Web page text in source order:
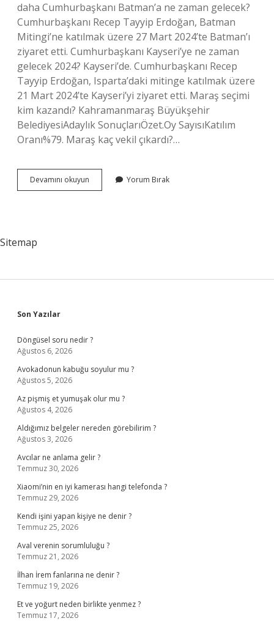
daha Cumhurbaşkanı Batman’a ne zaman gelecek?
Cumhurbaşkanı Recep Tayyip Erdoğan, Batman
Mitingi’ne katılmak üzere 27 Mart 2024’te Batman’ı
ziyaret etti. Cumhurbaşkanı Kayseri’ye ne zaman
gelecek 2024? Kayseri’de. Cumhurbaşkanı Recep
Tayyip Erdoğan, Isparta’daki mitinge katılmak üzere
21 Mart 2024’te Kayseri’yi ziyaret etti. Maraş seçimi
kim kazandı? Kahramanmaraş Büyükşehir
BelediyesiAdaylık SonuçlarıÖzet.Oy SayısıKatılım
Oranı%79. Maraş kaç vekil çıkardı?…
Devamını okuyun Cumhurbaşkanı
Adıyamana
Yorum Bırak
Sitemap
Sidebar
Son Yazılar
Döngüsel soru nedir ?
Ağustos 6, 2026
Avokadonun kabuğu soyulur mu ?
Ağustos 5, 2026
Az pişmiş et yumuşak olur mu ?
Ağustos 4, 2026
Aldığımız belgeler nereden görebilirim ?
Ağustos 3, 2026
Avcılar ne anlama gelir ?
Temmuz 30, 2026
Xiaomi’nin en iyi kamerası hangi telefonda ?
Temmuz 29, 2026
Kendi işini yapan kişiye ne denir ?
Temmuz 25, 2026
Aval verenin sorumluluğu ?
Temmuz 21, 2026
İlhan İrem fanlarına ne denir ?
Temmuz 19, 2026
Et ve yoğurt neden birlikte yenmez ?
Temmuz 17, 2026